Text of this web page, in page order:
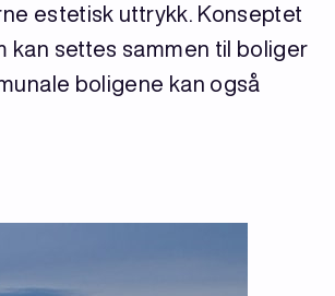
estetisk uttrykk. Konseptet
kan settes sammen til boliger
boligene kan også